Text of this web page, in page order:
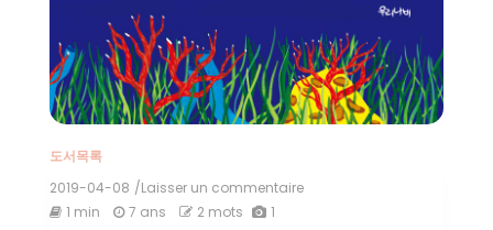
도서목록
2019-04-08 /Laisser un commentaireon
1 min 7 ans 2 mots 1